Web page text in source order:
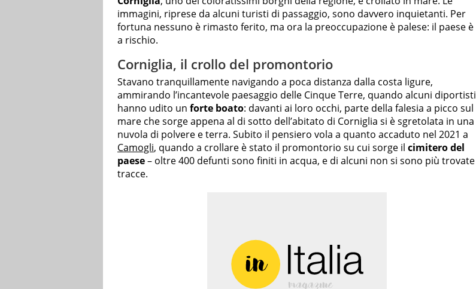
immagini, riprese da alcuni turisti di passaggio, sono davvero inquietanti. Per
fortuna nessuno è rimasto ferito, ma ora la preoccupazione è palese: il paese è
a rischio.
Corniglia, il crollo del promontorio
Stavano tranquillamente navigando a poca distanza dalla costa ligure,
ammirando l’incantevole paesaggio delle Cinque Terre, quando alcuni diportisti
hanno udito un forte boato: davanti ai loro occhi, parte della falesia a picco sul
mare che sorge appena al di sotto dell’abitato di Corniglia si è sgretolata in una
nuvola di polvere e terra. Subito il pensiero vola a quanto accaduto nel 2021 a
Camogli, quando a crollare è stato il promontorio su cui sorge il cimitero del
paese– oltre 400 defunti sono finiti in acqua, e di alcuni non si sono più trovate
tracce.